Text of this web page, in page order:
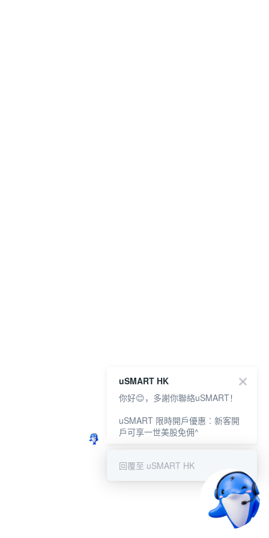
uSMART HK
你好😊，多謝你聯絡uSMART！
uSMART 限時開戶優惠︰新客開
戶可享一世美股免佣^
回覆至 uSMART HK